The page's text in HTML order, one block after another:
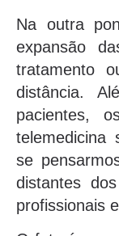
Na outra
expansão
tratamento
distância.
pacientes,
telemedicina
se
distantes
profissionais